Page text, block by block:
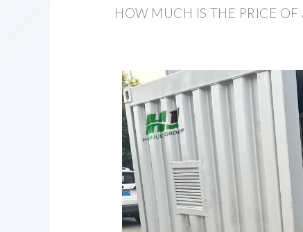
HOW MUCH IS THE PRICE